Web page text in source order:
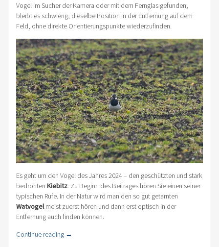
Vogel im Sucher der Kamera oder mit dem Fernglas gefunden,
bleibt es schwierig, dieselbe Position in der Entfernung auf dem
Feld, ohne direkte Orientierungspunkte wiederzufinden.
Es geht um den Vogel des Jahres 2024 – den geschützten und stark
bedrohten Kiebitz. Zu Beginn des Beitrages hören Sie einen seiner
typischen Rufe. In der Natur wird man den so gut getarnten
Watvogelmeist zuerst hören und dann erst optisch in der
Entfernung auch finden können.
Continue reading →